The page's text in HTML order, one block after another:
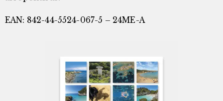
EAN: 842-44-5524-067-5 – 24ME-A